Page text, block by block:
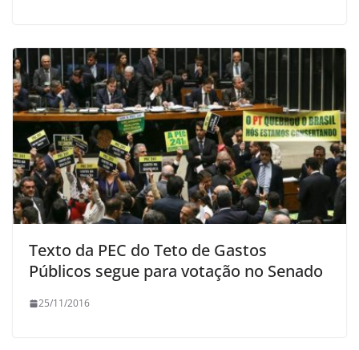
Texto da PEC do Teto de Gastos
Públicos segue para votação no Senado
25/11/2016